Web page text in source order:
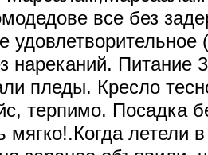
все без
удовлетворительное
нареканий. Питание
пледы. Кресло
терпимо. Посадка
мягко!.Когда летели